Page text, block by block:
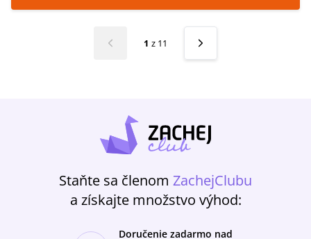
1 z 11
Staňte sa členom ZachejClubu
a získajte množstvo výhod:
Doručenie zadarmo nad